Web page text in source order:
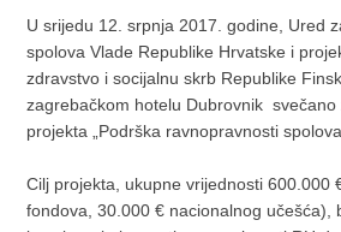
U srijedu 12. srpnja 2017. godine, Ured
spolova Vlade Republike Hrvatske i
zdravstvo i socijalnu skrb Republike
zagrebačkom hotelu Dubrovnik svečano
projekta „Podrška ravnopravnosti
Cilj projekta, ukupne vrijednosti 600.000
fondova, 30.000 € nacionalnog učešća),